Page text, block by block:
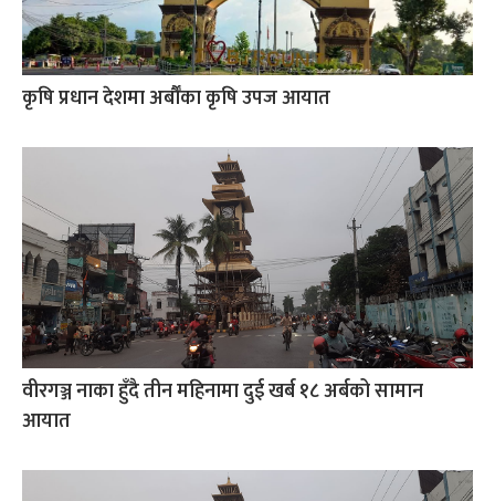
कृषि प्रधान देशमा अर्बौँका कृषि उपज आयात
वीरगञ्ज नाका हुँदै तीन महिनामा दुई खर्ब १८ अर्बको सामान
आयात